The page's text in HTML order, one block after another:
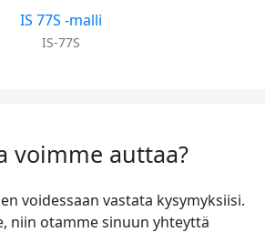
IS 77S -malli
IS-77S
voimme auttaa?
voidessaan vastata kysymyksiisi.
niin otamme sinuun yhteyttä